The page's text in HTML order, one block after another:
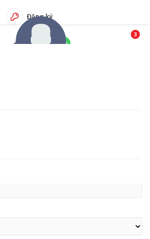
Đăng ký
3